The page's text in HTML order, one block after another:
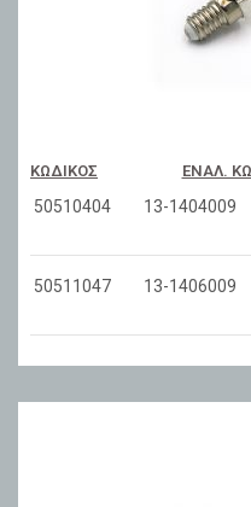
ΚΩΔΙΚΌΣ ΕΝΑΛ.
50510404 13-1404009
50511047 13-1406009